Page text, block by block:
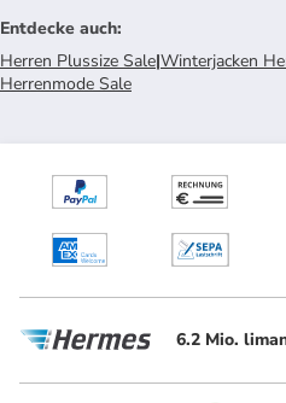
Entdecke auch:
Herren Plussize Sale|Winterjacken
Herrenmode Sale
6.2 Mio.